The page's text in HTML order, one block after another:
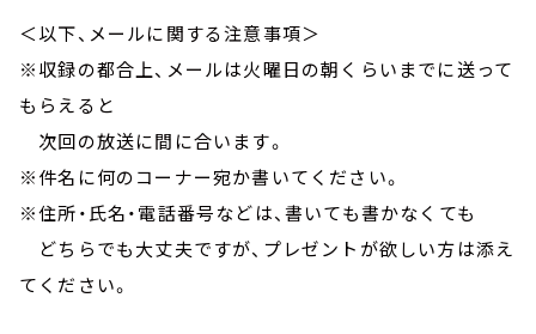
＜以下、メールに関する注意事項＞
※収録の都合上、メールは火曜日の朝くらいまでに送って
もらえると
次回の放送に間に合います。
※件名に何のコーナー宛か書いてください。
※住所・氏名・電話番号などは、書いても書かなくても
どちらでも大丈夫ですが、プレゼントが欲しい方は添え
てください。